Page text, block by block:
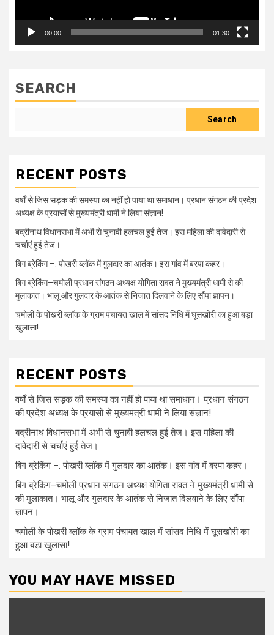
00:00 01:30
SEARCH
Search
RECENT POSTS
वर्षों से जिस सड़क की समस्या का नहीं हो पाया था समाधान। प्रधान संगठन की प्रदेश
अध्यक्ष के प्रयासों से मुख्यमंत्री धामी ने लिया संज्ञान!
बद्रीनाथ विधानसभा में अभी से चुनावी हलचल हुई तेज। इस महिला की दावेदारी से
चर्चाएं हुई तेज।
बिग ब्रेकिंग –: पोखरी ब्लॉक में गुलदार का आतंक। इस गांव में बरपा कहर।
बिग ब्रेकिंग–चमोली प्रधान संगठन अध्यक्ष योगिता रावत ने मुख्यमंत्री धामी से की
मुलाकात। भालू और गुलदार के आतंक से निजात दिलवाने के लिए सौंपा ज्ञापन।
चमोली के पोखरी ब्लॉक के ग्राम पंचायत खाल में सांसद निधि में घूसखोरी का हुआ बड़ा
खुलासा!
RECENT POSTS
वर्षों से जिस सड़क की समस्या का नहीं हो पाया था समाधान। प्रधान संगठन
की प्रदेश अध्यक्ष के प्रयासों से मुख्यमंत्री धामी ने लिया संज्ञान!
बद्रीनाथ विधानसभा में अभी से चुनावी हलचल हुई तेज। इस महिला की
दावेदारी से चर्चाएं हुई तेज।
बिग ब्रेकिंग –: पोखरी ब्लॉक में गुलदार का आतंक। इस गांव में बरपा कहर।
बिग ब्रेकिंग–चमोली प्रधान संगठन अध्यक्ष योगिता रावत ने मुख्यमंत्री धामी से
की मुलाकात। भालू और गुलदार के आतंक से निजात दिलवाने के लिए सौंपा
ज्ञापन।
चमोली के पोखरी ब्लॉक के ग्राम पंचायत खाल में सांसद निधि में घूसखोरी का
हुआ बड़ा खुलासा!
YOU MAY HAVE MISSED